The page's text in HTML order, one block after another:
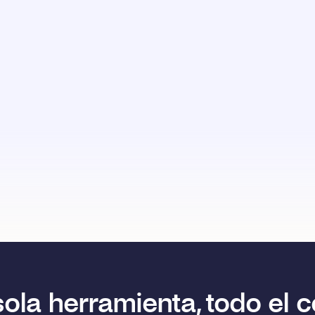
herramienta, todo el